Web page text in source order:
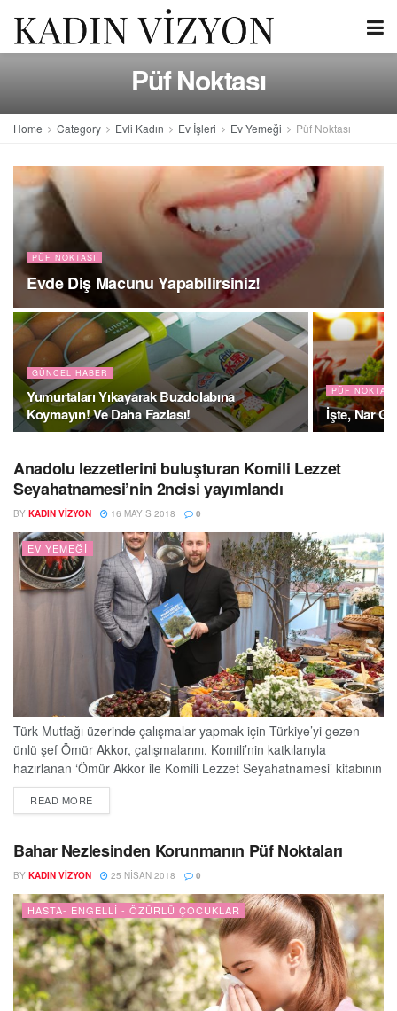
Püf Noktası
Home Category Evli Kadın Ev İşleri Ev Yemeği Püf Noktası
PÜF NOKTASI
Evde Diş Macunu Yapabilirsiniz!
GÜNCEL HABER
Yumurtaları Yıkayarak Buzdolabına
Koymayın! Ve Daha Fazlası!
PÜF NOKTASI
İşte, Nar
Anadolu lezzetlerini buluşturan Komili Lezzet
Seyahatnamesi’nin 2ncisi yayımlandı
BY KADIN VIZYON 16 MAYIS 2018 0
EV YEMEĞI
Türk Mutfağı üzerinde çalışmalar yapmak için Türkiye’yi gezen
ünlü şef Ömür Akkor, çalışmalarını, Komili’nin katkılarıyla
hazırlanan ‘Ömür Akkor ile Komili Lezzet Seyahatnamesi’ kitabının
ikincisinde derledi. Ömür Akkor, 300 bin kilometre yolu geride
bırakarak Ege’den başlayan seyahatnamede; Doğu Anadolu,
bölgelerinden yöresel tariflere yeni kitapta yer verdi. ‘Ömür Akkor
ile Komili Lezzet...
READ MOREDETAILS
Bahar Nezlesinden Korunmanın Püf Noktaları
BY KADIN VIZYON 25 NISAN 2018 0
HASTA- ENGELLI - ÖZÜRLÜ ÇOCUKLAR